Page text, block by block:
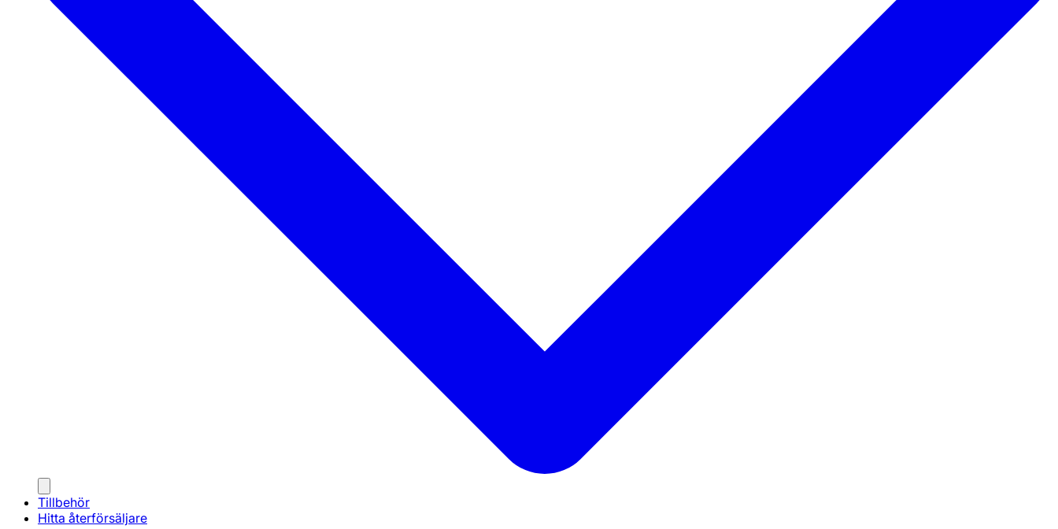
Tillbehör
Hitta återförsäljare